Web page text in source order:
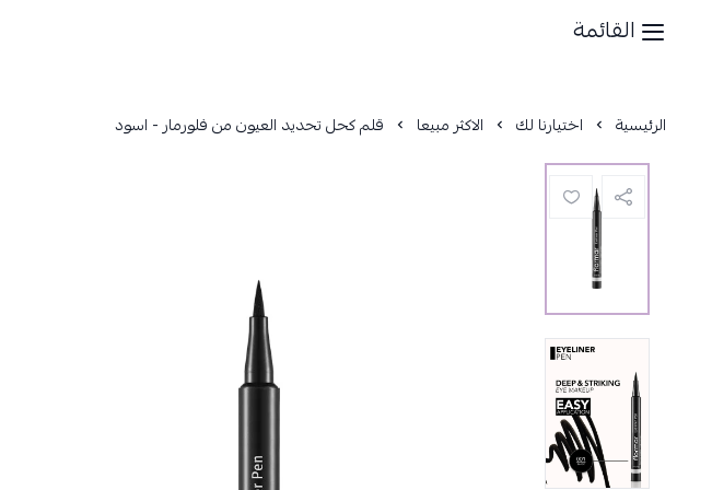
القائمة
الرئيسية اختيارنا لك الاكثر مبيعا قلم كحل تحديد العيون من فلورمار - اسود